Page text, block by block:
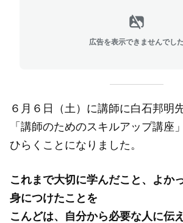
広告を表示できませんでした
６月６日（土）に講師に白石邦明
「講師のためのスキルアップ講座
ひらくことになりました。
これまで大切に学んだこと、よか
身につけたことを
こんどは、自分から必要な人に伝